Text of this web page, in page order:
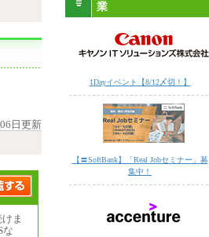
日更新
ま
な
業
1Dayイベント【8/12〆切！】
【〓SoftBank】「Real Jobセミナー」募
集中！